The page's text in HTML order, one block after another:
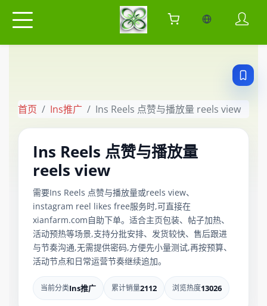
当前语言：中
首页 Ins推广 Ins Reels 点赞与播放量 reels view
Ins Reels 点赞与播放量
reels view
需要Ins Reels 点赞与播放量或reels view、
instagram reel likes free服务时,可直接在
xianfarm.com自助下单。适合主页包装、帖子加热、
活动预热等场景,支持分批安排、发货较快、售后跟进
与节奏沟通,无需提供密码,方便先小量测试,再按预算、
活动节点和日常运营节奏继续追加。
当前分类Ins推广 累计销量2112 浏览热度13026